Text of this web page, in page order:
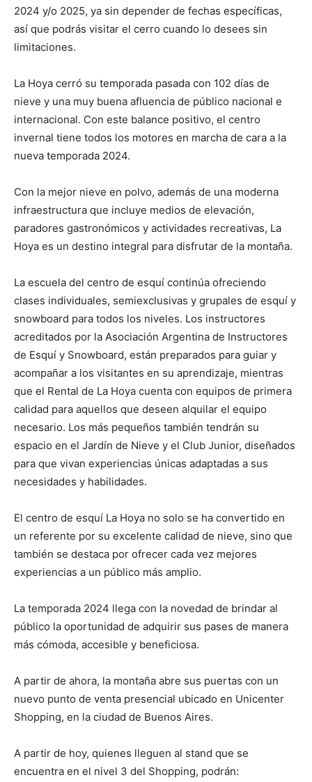
2024 y/o 2025, ya sin depender de fechas específicas,
así que podrás visitar el cerro cuando lo desees sin
limitaciones.
La Hoya cerró su temporada pasada con 102 días de
nieve y una muy buena afluencia de público nacional e
internacional. Con este balance positivo, el centro
invernal tiene todos los motores en marcha de cara a la
nueva temporada 2024.
Con la mejor nieve en polvo, además de una moderna
infraestructura que incluye medios de elevación,
paradores gastronómicos y actividades recreativas, La
Hoya es un destino integral para disfrutar de la montaña.
La escuela del centro de esquí continúa ofreciendo
clases individuales, semiexclusivas y grupales de esquí y
snowboard para todos los niveles. Los instructores
acreditados por la Asociación Argentina de Instructores
de Esquí y Snowboard, están preparados para guiar y
acompañar a los visitantes en su aprendizaje, mientras
que el Rental de La Hoya cuenta con equipos de primera
calidad para aquellos que deseen alquilar el equipo
necesario. Los más pequeños también tendrán su
espacio en el Jardín de Nieve y el Club Junior, diseñados
para que vivan experiencias únicas adaptadas a sus
necesidades y habilidades.
El centro de esquí La Hoya no solo se ha convertido en
un referente por su excelente calidad de nieve, sino que
también se destaca por ofrecer cada vez mejores
experiencias a un público más amplio.
La temporada 2024 llega con la novedad de brindar al
público la oportunidad de adquirir sus pases de manera
más cómoda, accesible y beneficiosa.
A partir de ahora, la montaña abre sus puertas con un
nuevo punto de venta presencial ubicado en Unicenter
Shopping, en la ciudad de Buenos Aires.
A partir de hoy, quienes lleguen al stand que se
encuentra en el nivel 3 del Shopping, podrán: